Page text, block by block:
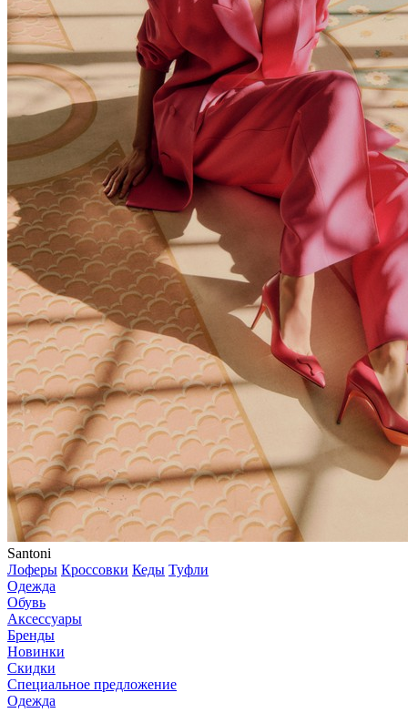
Santoni
Лоферы Кроссовки Кеды Туфли
Одежда
Обувь
Аксессуары
Бренды
Новинки
Скидки
Специальное предложение
Одежда